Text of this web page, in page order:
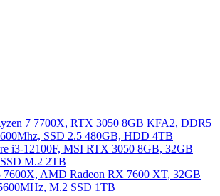
7 7700X, RTX 3050 8GB KFA2, DDR5
SSD 2.5 480GB, HDD 4TB
i3-12100F, MSI RTX 3050 8GB, 32GB
M.2 2TB
7600X, AMD Radeon RX 7600 XT, 32GB
M.2 SSD 1TB